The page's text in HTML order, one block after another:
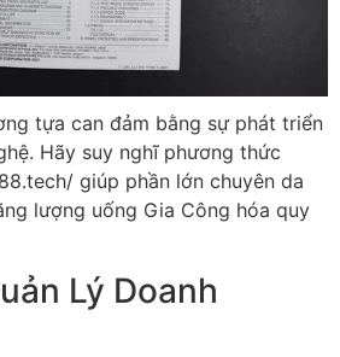
tựa can đảm bằng sự phát triển
Hãy suy nghĩ phương thức
giúp phần lớn chuyên da
lượng uống Gia Công hóa quy
Lý Doanh